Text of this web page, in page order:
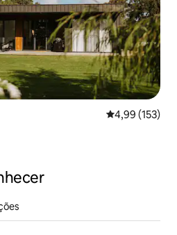
4,99 de uma
4,99 (153)